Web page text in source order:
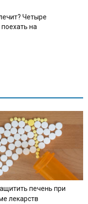
Четыре
на
печень при
лекарств